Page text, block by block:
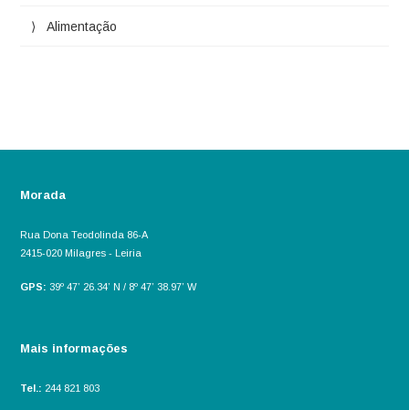
Alimentação
Morada
Rua Dona Teodolinda 86-A
2415-020 Milagres - Leiria
GPS: 39º 47’ 26.34’ N / 8º 47’ 38.97’ W
Mais informações
Tel.: 244 821 803